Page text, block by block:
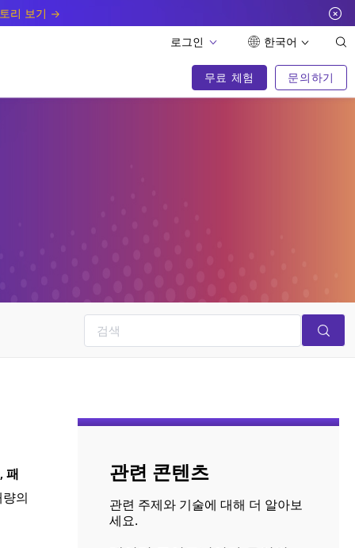
리 보기
로그인
한국어
무료 체험 문의하기
패
의
관련 콘텐츠
관련 주제와 기술에 대해 더 알아보
세요.